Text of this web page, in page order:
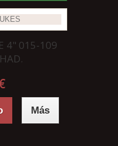
4" 015-109
Más